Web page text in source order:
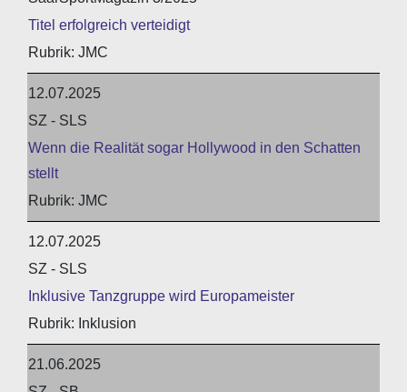
Titel erfolgreich verteidigt
JMC
12.07.2025
SZ - SLS
Wenn die Realität sogar Hollywood in den Schatten
stellt
JMC
12.07.2025
SZ - SLS
Inklusive Tanzgruppe wird Europameister
Inklusion
21.06.2025